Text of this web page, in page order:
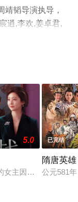
靖韬导演执导，
逍,李欢,姜卓君,
高位,寇振海,佟
天堂电影网，
丧命，肇事者被关
5.0
女主因为怀孕遭遇职
已完结
隋唐英雄
公元581